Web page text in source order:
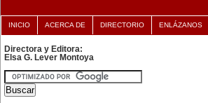
INICIO ACERCA DE DIRECTORIO ENLÁZANOS
Directora y Editora:
Elsa G. Lever Montoya